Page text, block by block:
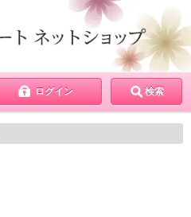
ログイン 検索